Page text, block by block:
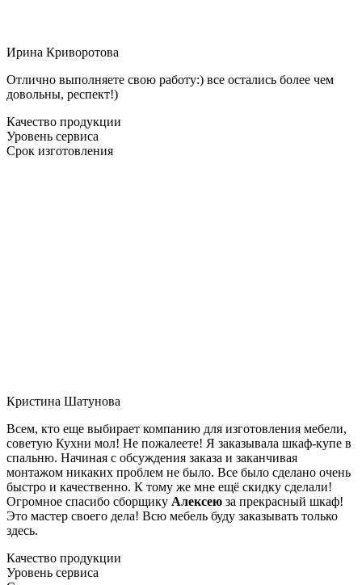
Ирина Криворотова
Отлично выполняете свою работу:) все остались более чем
довольны, респект!)
Качество продукции
Уровень сервиса
Срок изготовления
Кристина Шатунова
Всем, кто еще выбирает компанию для изготовления мебели,
советую Кухни мол! Не пожалеете! Я заказывала шкаф-купе в
спальню. Начиная с обсуждения заказа и заканчивая
монтажом никаких проблем не было. Все было сделано очень
быстро и качественно. К тому же мне ещё скидку сделали!
Огромное спасибо сборщику Алексею за прекрасный шкаф!
Это мастер своего дела! Всю мебель буду заказывать только
здесь.
Качество продукции
Уровень сервиса